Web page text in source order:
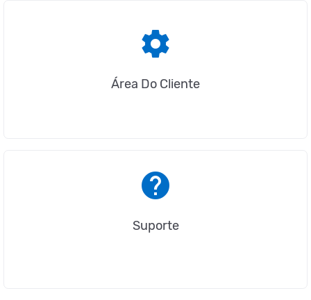
settings
Área Do Cliente
help
Suporte